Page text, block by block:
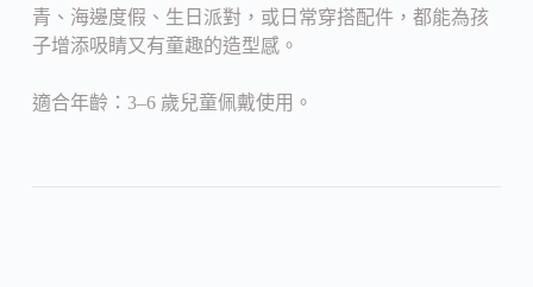
青、海邊度假、生日派對，或日常穿搭配件，都能為孩
子增添吸睛又有童趣的造型感。
適合年齡：3–6 歲兒童佩戴使用。